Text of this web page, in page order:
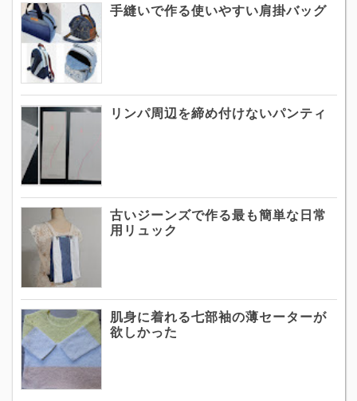
手縫いで作る使いやすい肩掛バッグ
リンパ周辺を締め付けないパンティ
古いジーンズで作る最も簡単な日常
用リュック
肌身に着れる七部袖の薄セーターが
欲しかった